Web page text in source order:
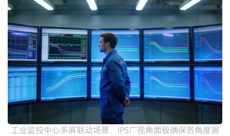
工业监控中心多屏联动场景，IPS广视角面板确保各角度画